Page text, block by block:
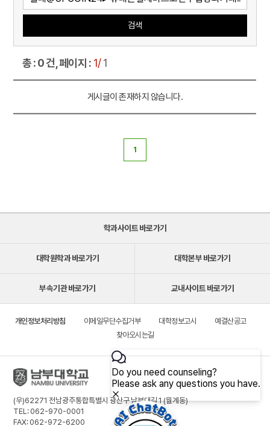
검색
총 : 0 건, 페이지 : 1/1
게시글이 존재하지 않습니다.
1
학과사이트 바로가기
대학원학과 바로가기 대학본부 바로가기
부속기관 바로가기 교내사이트 바로가기
개인정보처리방침 이메일무단수집거부 대학정보고시
예결산공고
찾아오시는길
(우)62271 전남광주통합특별시 광산구 남부대길 1 (월계동)
TEL: 062-970-0001
FAX: 062-972-6200